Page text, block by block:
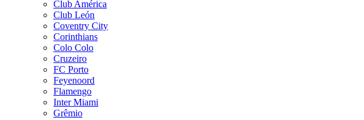
Club América
Club León
Coventry City
Corinthians
Colo Colo
Cruzeiro
FC Porto
Feyenoord
Flamengo
Inter Miami
Grêmio